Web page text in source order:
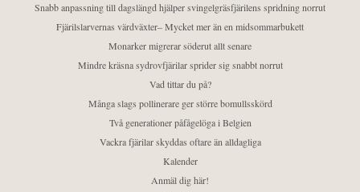
Snabb anpassning till dagslängd hjälper svingelgräsfjärilens spridning norrut
Fjärilslarvernas värdväxter– Mycket mer än en midsommarbukett
Monarker migrerar söderut allt senare
Mindre kräsna sydrovfjärilar sprider sig snabbt norrut
Vad tittar du på?
Många slags pollinerare ger större bomullsskörd
Två generationer påfågelöga i Belgien
Vackra fjärilar skyddas oftare än alldagliga
Kalender
Anmäl dig här!